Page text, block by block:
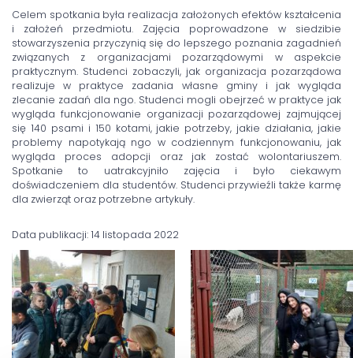
Celem spotkania była realizacja założonych efektów kształcenia
i założeń przedmiotu. Zajęcia poprowadzone w siedzibie
stowarzyszenia przyczynią się do lepszego poznania zagadnień
związanych z organizacjami pozarządowymi w aspekcie
praktycznym. Studenci zobaczyli, jak organizacja pozarządowa
realizuje w praktyce zadania własne gminy i jak wygląda
zlecanie zadań dla ngo. Studenci mogli obejrzeć w praktyce jak
wygląda funkcjonowanie organizacji pozarządowej zajmującej
się 140 psami i 150 kotami, jakie potrzeby, jakie działania, jakie
problemy napotykają ngo w codziennym funkcjonowaniu, jak
wygląda proces adopcji oraz jak zostać wolontariuszem.
Spotkanie to uatrakcyjniło zajęcia i było ciekawym
doświadczeniem dla studentów. Studenci przywieźli także karmę
dla zwierząt oraz potrzebne artykuły.
Data publikacji: 14 listopada 2022